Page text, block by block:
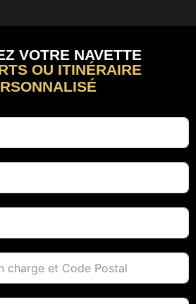
VOTRE NAVETTE
OU ITINÉRAIRE